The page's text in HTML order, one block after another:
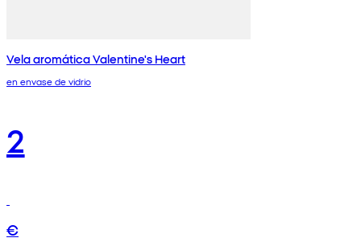
Vela aromática Valentine's Heart
en envase de vidrio
2
€